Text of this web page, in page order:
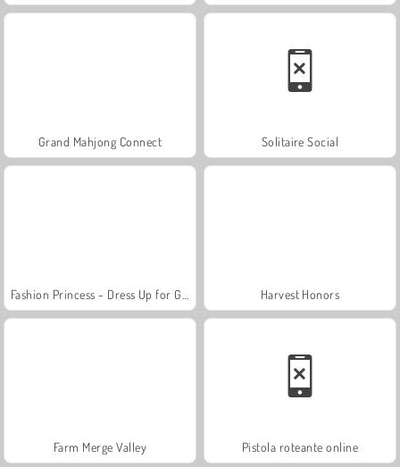
Grand Mahjong Connect Solitaire Social
Harvest Honors
Farm Merge Valley Pistola roteante online